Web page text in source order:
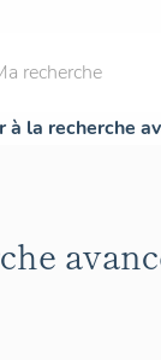
à la recherche